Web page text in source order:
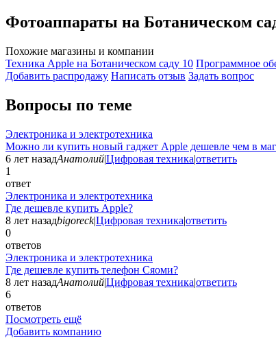
Фотоаппараты на Ботаническом
Похожие магазины и компании
Техника Apple на Ботаническом саду 10 Программное
Добавить раcпродажу Написать отзыв Задать вопрос
Вопросы по теме
Электроника и электротехника
Можно ли купить новый гаджет Apple дешевле чем в
6 лет назадАнатолий|Цифровая техника|ответить
1
ответ
Электроника и электротехника
Где дешевле купить Apple?
8 лет назадbigoreck|Цифровая техника|ответить
0
ответов
Электроника и электротехника
Где дешевле купить телефон Сяоми?
8 лет назадАнатолий|Цифровая техника|ответить
6
ответов
Посмотреть ещё
Добавить компанию